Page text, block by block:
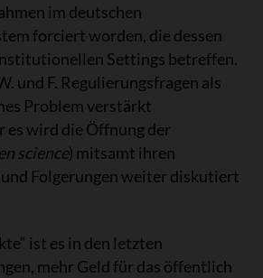
im deutschen
forciert worden, die dessen
Settings betreffen.
und F. Regulierungsfragen als
Problem verstärkt
es wird die Öffnung der
science) mitsamt ihren
Folgerungen weiter diskutiert
ist es in den letzten
mehr Geld für das öffentlich